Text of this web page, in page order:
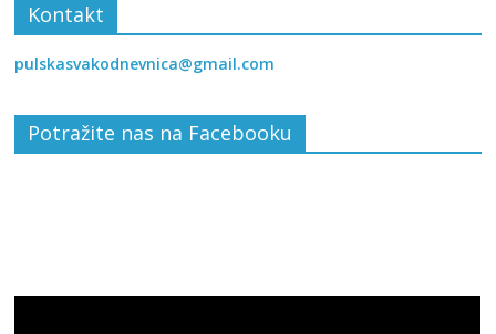
Kontakt
pulskasvakodnevnica@gmail.com
Potražite nas na Facebooku